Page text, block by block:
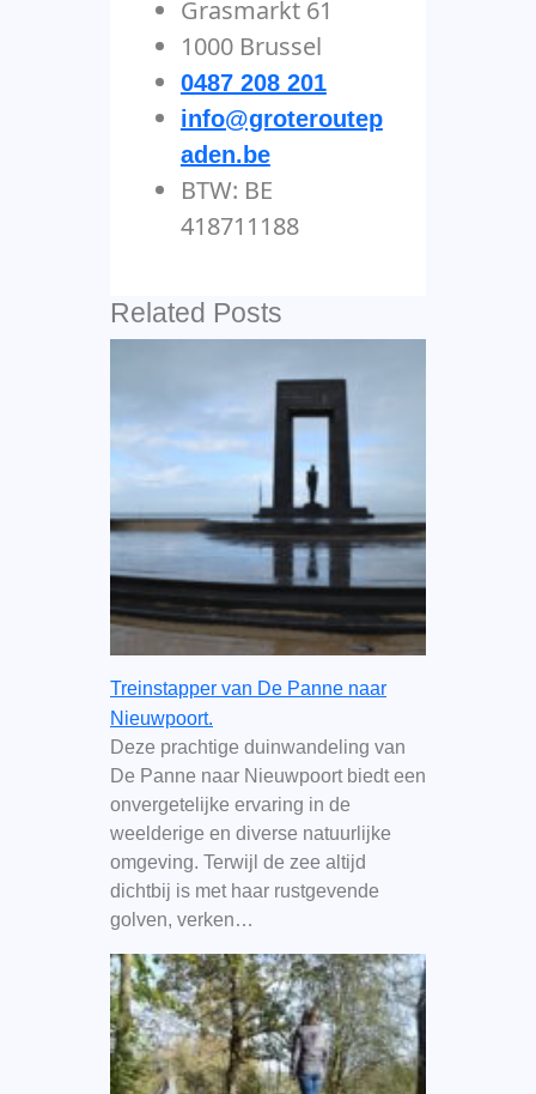
Grasmarkt 61
1000 Brussel
0487 208 201
info@groteroutep
aden.be
BTW: BE
418711188
Related Posts
Treinstapper van De Panne naar
Nieuwpoort.
Deze prachtige duinwandeling van
De Panne naar Nieuwpoort biedt een
onvergetelijke ervaring in de
weelderige en diverse natuurlijke
omgeving. Terwijl de zee altijd
dichtbij is met haar rustgevende
golven, verken…